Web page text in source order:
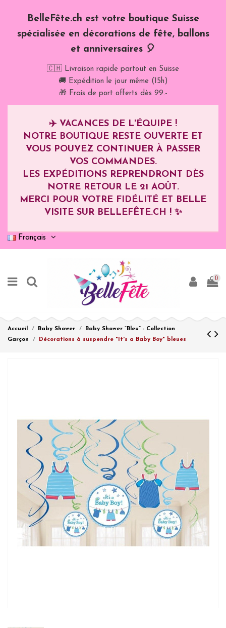
BelleFête.ch est votre boutique Suisse
spécialisée en décorations de fête, ballons
et anniversaires 🎈
🇨🇭 Livraison rapide partout en Suisse
🚚 Expédition le jour même (15h)
🎁 Frais de port offerts dès 99.-
✈️ VACANCES DE L'ÉQUIPE !
NOTRE BOUTIQUE RESTE OUVERTE ET
VOUS POUVEZ CONTINUER À PASSER
VOS COMMANDES.
LES EXPÉDITIONS REPRENDRONT DÈS
NOTRE RETOUR LE 21 AOÛT.
MERCI POUR VOTRE FIDÉLITÉ ET BELLE
VISITE SUR BELLEFÊTE.CH ! ✨
Français
0
Accueil Baby Shower
Baby Shower “Bleu” - Collection
Garçon
Décorations à suspendre "It's a Baby Boy" bleues